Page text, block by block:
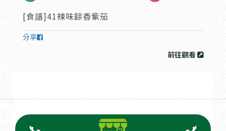
[食譜]41辣味餘香紫茄
分享
前往觀看